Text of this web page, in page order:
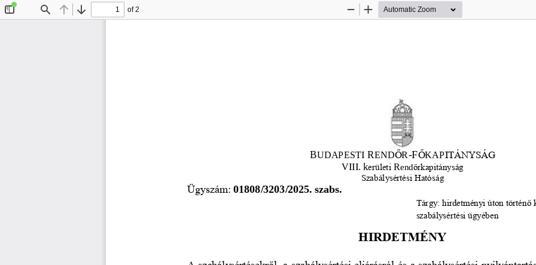
Find Previous
Next
of 2
Zoom
Zoom
BUDAPESTI RENDŐR-FŐKAPITÁNYSÁG
VIII. kerületi Rendőrkapitányság
Szabálysértési Hatóság
Ügyszám: 01808/3203/2025. szabs.
Tárgy: hirdetményi úton történő
szabálysértési ügyében
HIRDETMÉNY